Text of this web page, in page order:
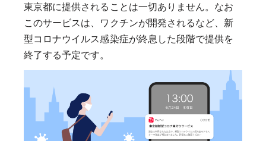
東京都に提供されることは一切ありません。なお
このサービスは、ワクチンが開発されるなど、新
型コロナウイルス感染症が終息した段階で提供を
終了する予定です。